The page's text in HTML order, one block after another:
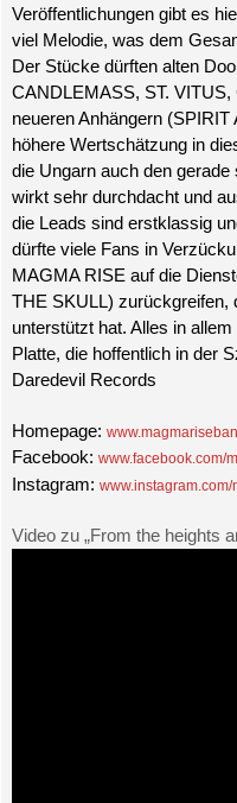
Veröffentlichungen gibt es
viel Melodie, was dem
Der Stücke dürften alten
CANDLEMASS, ST.
neueren Anhängern
höhere Wertschätzung in
die Ungarn auch den
wirkt sehr durchdacht und
die Leads sind erstklassig
dürfte viele Fans in
MAGMA RISE auf die
THE SKULL) zurückgreifen,
unterstützt hat. Alles in
Platte, die hoffentlich in der
Daredevil Records
Homepage:
Facebook: www.facebook.com/
Instagram:
Video zu „From the heights